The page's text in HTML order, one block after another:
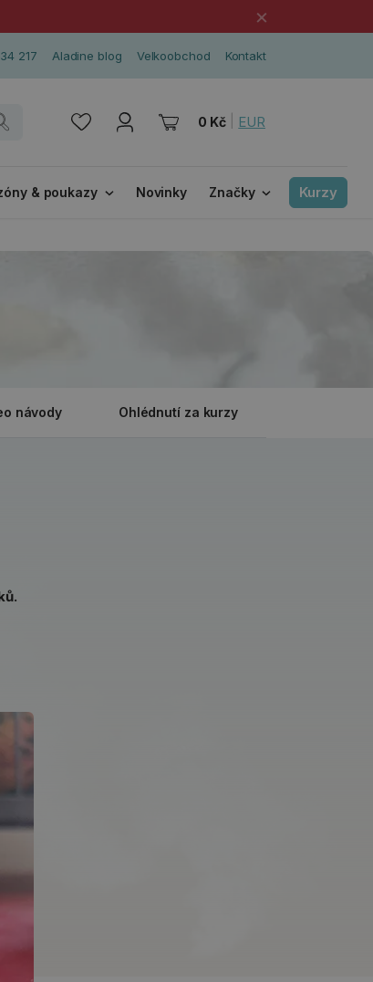
×
217 Aladine blog Velkoobchod Kontakt
0 Kč EUR
& poukazy Novinky Značky Kurzy
návody Ohlédnutí za kurzy